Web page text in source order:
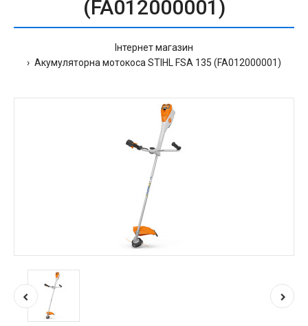
(FA012000001)
Інтернет магазин
Акумуляторна мотокоса STIHL FSA 135 (FA012000001)